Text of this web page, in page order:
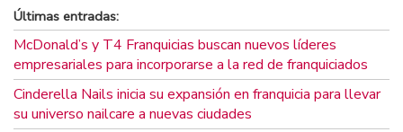
Últimas entradas:
McDonald’s y T4 Franquicias buscan nuevos líderes
empresariales para incorporarse a la red de franquiciados
Cinderella Nails inicia su expansión en franquicia para llevar
su universo nailcare a nuevas ciudades